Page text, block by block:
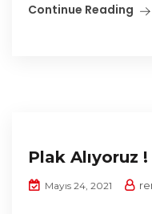
Continue Reading
Plak Alıyoruz !
Mayıs 24, 2021